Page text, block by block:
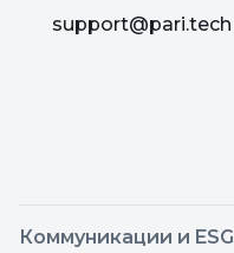
support@pari.tech
Коммуникации и ESG